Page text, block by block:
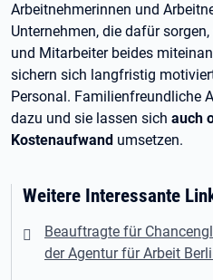
Arbeitnehmerinnen und
Unternehmen, die dafür
und Mitarbeiter beides
sichern sich langfristig
Personal. Familienfreundliche
dazu und sie lassen sich auch
Kostenaufwand umsetzen.
Weitere Interessante
Beauftragte für
der Agentur für Arbeit